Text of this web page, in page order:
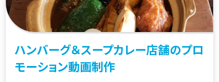
ハンバーグ＆スープカレー店舗のプロ
モーション動画制作